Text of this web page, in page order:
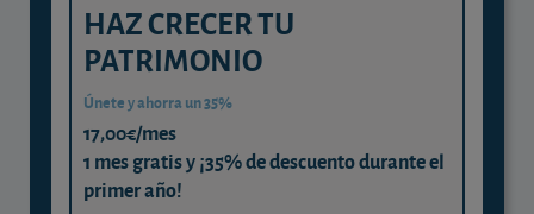
HAZ CRECER TU
PATRIMONIO
Únete y ahorra un 35%
17,00€/mes
1 mes gratis y ¡35% de descuento durante el
primer año!